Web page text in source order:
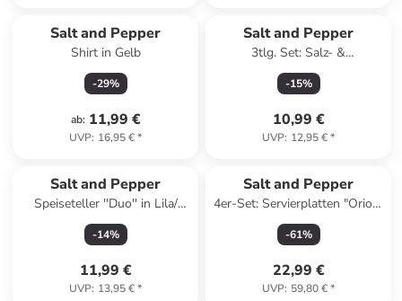
Salt and Pepper
Shirt in Gelb
-29%
ab: 11,99 €
UVP: 16,95 €*
Salt and Pepper
3tlg. Set: Salz- &
Pfefferstreuer "Duo" in Grün/
Lila - (H)7 cm
-15%
10,99 €
UVP: 12,95 €*
Salt and Pepper
Speiseteller ''Duo'' in Lila/
Orange - Ø 26 cm
-14%
11,99 €
UVP: 13,95 €*
Salt and Pepper
4er-Set: Servierplatten "Orion"
in Beige - (B)25 x (H)13 cm
-61%
22,99 €
UVP: 59,80 €*